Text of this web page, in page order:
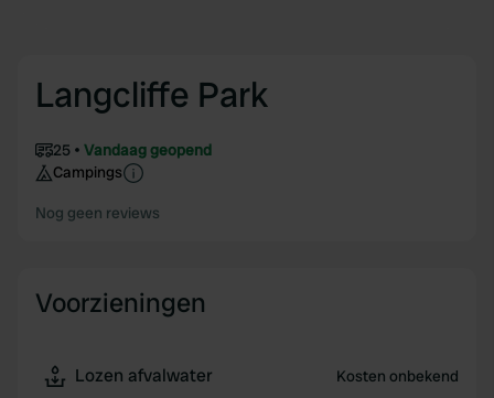
Langcliffe Park
25
Vandaag geopend
Campings
Nog geen reviews
Voorzieningen
Lozen afvalwater Kosten onbekend